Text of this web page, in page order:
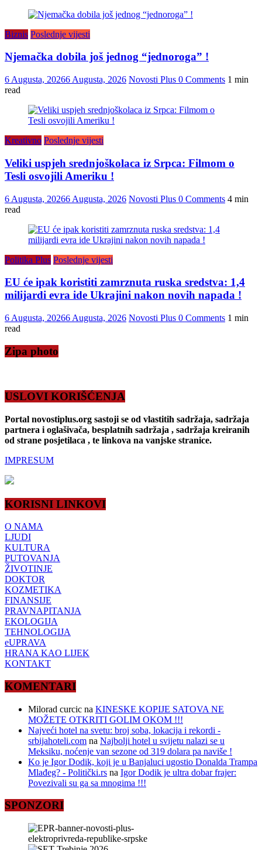
Biznis Poslednje vijesti
Njemačka dobila još jednog “jednoroga” !
6 Augusta, 20266 Augusta, 2026 Novosti Plus 0 Comments 1 min
read
Kreativno Poslednje vijesti
Veliki uspjeh srednjoškolaca iz Srpca: Filmom o
Tesli osvojili Ameriku !
6 Augusta, 20266 Augusta, 2026 Novosti Plus 0 Comments 4 min
read
Politika Plus Poslednje vijesti
EU će ipak koristiti zamrznuta ruska sredstva: 1,4
milijardi evra ide Ukrajini nakon novih napada !
6 Augusta, 20266 Augusta, 2026 Novosti Plus 0 Comments 1 min
read
Zipa photo
USLOVI KORIŠĆENJA
Portal novostiplus.org sastoji se od vlastitih sadržaja, sadržaja
partnera i oglašivača, besplatnih sadržaja , sadržaja kreiranih
od strane posjetilaca , te linkova na vanjske stranice.
IMPRESUM
KORISNI LINKOVI
O NAMA
LJUDI
KULTURA
PUTOVANJA
ŽIVOTINJE
DOKTOR
KOZMETIKA
FINANSIJE
PRAVNAPITANJA
EKOLOGIJA
TEHNOLOGIJA
eUPRAVA
HRANA KAO LIJEK
KONTAKT
KOMENTARI
Milorad curcic na KINESKE KOPIJE SATOVA NE
MOŽETE OTKRITI GOLIM OKOM !!!
Najveći hotel na svetu: broj soba, lokacija i rekordi -
srbijahoteli.com na Najbolji hotel u svijetu nalazi se u
Meksiku, noćenje van sezone od 319 dolara pa naviše !
Ko je Igor Dodik, koji je u Banjaluci ugostio Donalda Trampa
Mlađeg? - Politički.rs na Igor Dodik je ultra dobar frajer:
Povezivali su ga sa mnogima !!!
SPONZORI